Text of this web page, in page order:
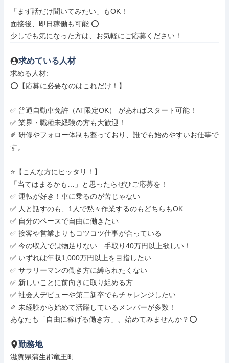
「まず話だけ聞いてみたい」もOK！
面接後、即日稼働も可能 ⭕️
少しでも気になった方は、お気軽にご応募ください！
求めている人材
求める人材:
⭕️【応募に必要なのはこれだけ！】
✅ 普通自動車免許（AT限定OK） があればスタート可能！
✅ 業界・職種未経験の方も大歓迎！
✐ 研修やフォロー体制も整っており、誰でも始めやすいお仕事で
す。
⭐️【こんな方にピッタリ！】
「当てはまるかも…」と思ったらぜひご応募を！
✅ 運転が好き！車に乗るのが苦じゃない
✅ 人と話すのも、1人で黙々作業するのもどちらもOK
✅ 自分のペースで自由に働きたい
✅ 接客や営業よりもコツコツ仕事が合っている
✅ 今の収入では物足りない…手取り40万円以上欲しい！
✅ いずれは年収1,000万円以上を目指したい
✅ サラリーマンの働き方に縛られたくない
✅ 新しいことに前向きに取り組める方
✅ 社会人デビューや第二新卒でもチャレンジしたい
✐ 未経験から始めて活躍しているメンバーが多数！
あなたも「自由に稼げる働き方」、始めてみませんか？⭕
勤務地
滋賀県蒲生郡竜王町